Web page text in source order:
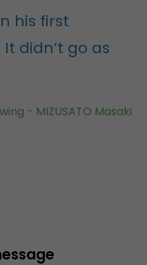
his first
didn’t go as
- MIZUSATO Masaki